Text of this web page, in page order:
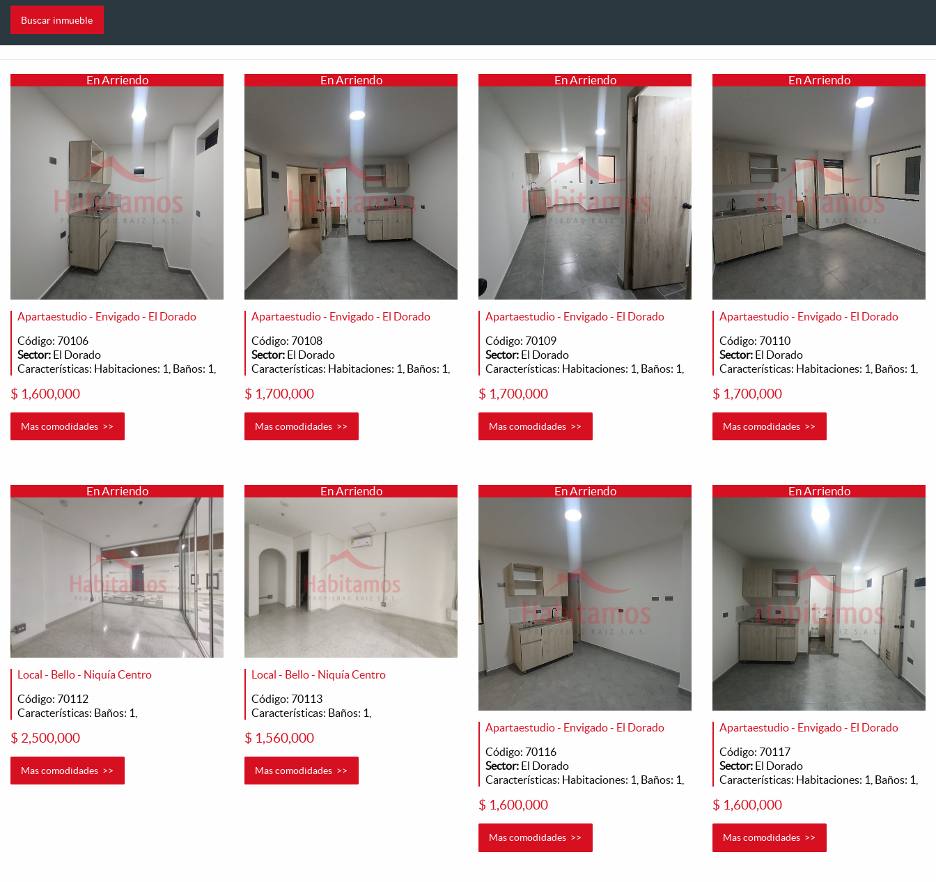
En Arriendo
Apartaestudio - Envigado - El Dorado
Código: 70106
Sector: El Dorado
Características: Habitaciones: 1, Baños: 1,
$ 1,600,000
Mas comodidades >>
En Arriendo
Apartaestudio - Envigado - El Dorado
Código: 70108
Sector: El Dorado
Características: Habitaciones: 1, Baños: 1,
$ 1,700,000
Mas comodidades >>
En Arriendo
Apartaestudio - Envigado - El Dorado
Código: 70109
Sector: El Dorado
Características: Habitaciones: 1, Baños: 1,
$ 1,700,000
Mas comodidades >>
En Arriendo
Apartaestudio - Envigado - El Dorado
Código: 70110
Sector: El Dorado
Características: Habitaciones: 1, Baños: 1,
$ 1,700,000
Mas comodidades >>
En Arriendo
Local - Bello - Niquía Centro
Código: 70112
Características: Baños: 1,
$ 2,500,000
Mas comodidades >>
En Arriendo
Local - Bello - Niquía Centro
Código: 70113
Características: Baños: 1,
$ 1,560,000
Mas comodidades >>
En Arriendo
Apartaestudio - Envigado - El Dorado
Código: 70116
Sector: El Dorado
Características: Habitaciones: 1, Baños: 1,
$ 1,600,000
Mas comodidades >>
En Arriendo
Apartaestudio - Envigado - El Dorado
Código: 70117
Sector: El Dorado
Características: Habitaciones: 1, Baños: 1,
$ 1,600,000
Mas comodidades >>